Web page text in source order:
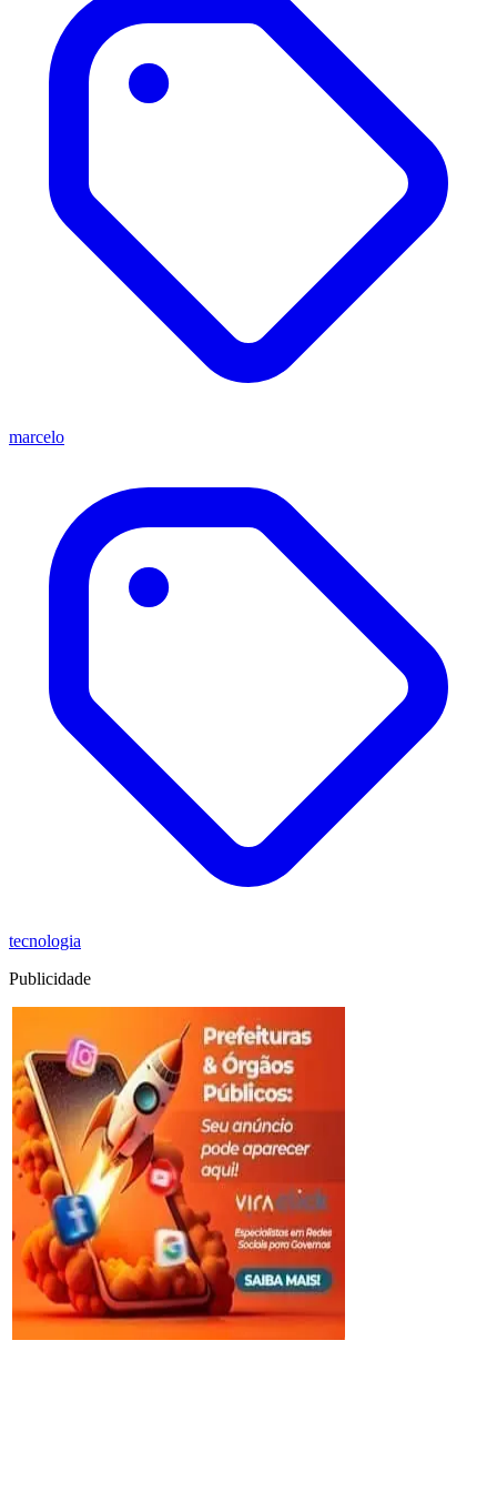
marcelo
tecnologia
Publicidade